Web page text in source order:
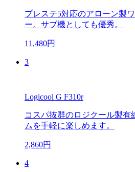
プレステ5対応のアローン製
ー。サブ機としても優秀。
11,480円
3
Logicool G F310r
コスパ抜群のロジクール製有
ムを手軽に楽しめます。
2,860円
4